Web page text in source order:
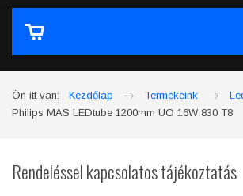
A kosár üres
Ön itt van:
Kezdőlap Termékeink
Philips MAS LEDtube 1200mm UO 16W 830 T8
Rendelésselkapcsolatos tájékoztatás